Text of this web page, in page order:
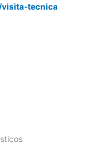
tecnica